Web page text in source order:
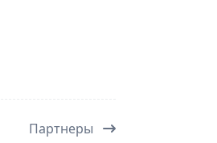
Партнеры